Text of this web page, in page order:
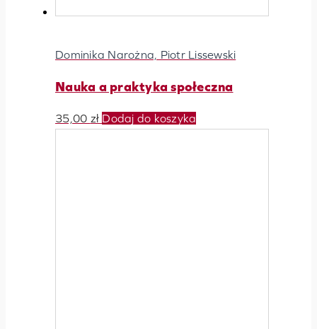
Dominika Narożna, Piotr Lissewski
Nauka a praktyka społeczna
35,00 zł Dodaj do koszyka